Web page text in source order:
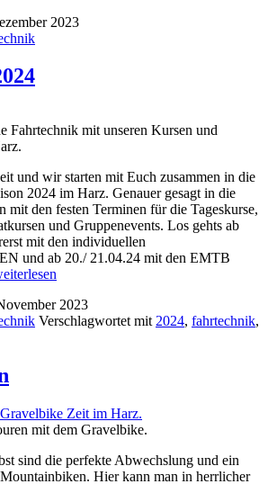
2023
Fahrtechnik mit unseren Kursen und
und wir starten mit Euch zusammen in die
2024 im Harz. Genauer gesagt in die
mit den festen Terminen für die Tageskurse,
und Gruppenevents. Los gehts ab
mit den individuellen
und ab 20./ 21.04.24 mit den EMTB
2023
Verschlagwortet mit 2024, fahrtechnik,
mit dem Gravelbike.
sind die perfekte Abwechslung und ein
Hier kann man in herrlicher